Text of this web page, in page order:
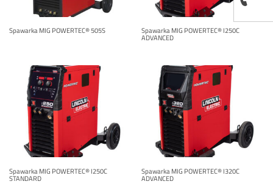
Spawarka MIG POWERTEC® 505S Spawarka MIG POWERTEC® I250C
ADVANCED
Spawarka MIG POWERTEC® I250C
STANDARD
Spawarka MIG POWERTEC® I320C
ADVANCED